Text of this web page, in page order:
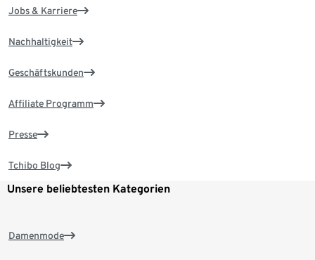
Jobs & Karriere
Nachhaltigkeit
Geschäftskunden
Affiliate Programm
Presse
Tchibo Blog
Unsere beliebtesten Kategorien
Damenmode